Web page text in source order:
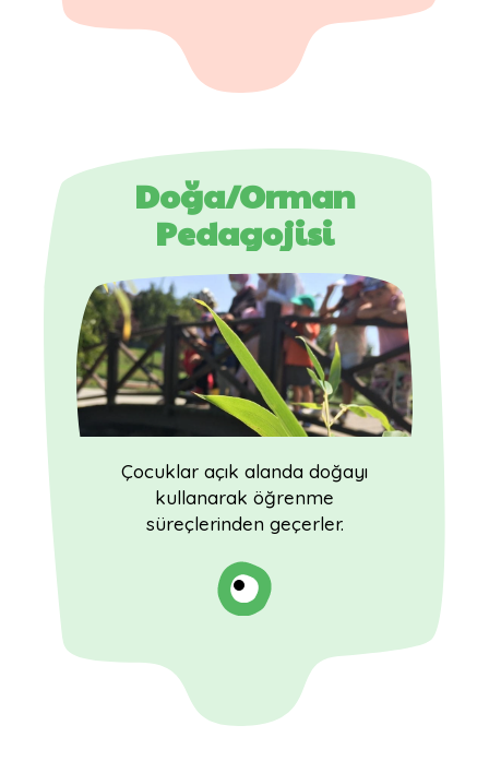
Doğa/Orman
Pedagojisi
Çocuklar açık alanda doğayı
kullanarak öğrenme
süreçlerinden geçerler.